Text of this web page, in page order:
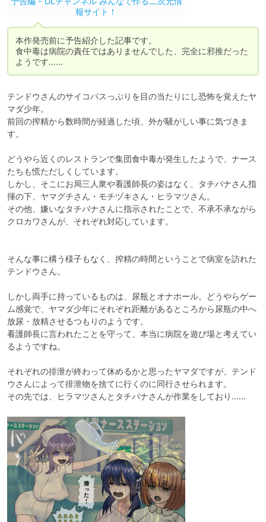
本作発売前に予告紹介した記事です。
食中毒は病院の責任ではありませんでした、完全に邪推だった
ようです……
テンドウさんのサイコパスっぷりを目の当たりにし恐怖を覚えたヤ
マダ少年。
前回の搾精から数時間が経過した頃、外が騒がしい事に気づきま
す。
どうやら近くのレストランで集団食中毒が発生したようで、ナース
たちも慌ただしくしています。
しかし、そこにお局三人衆や看護師長の姿はなく、タチバナさん指
揮の下、ヤマグチさん・モチヅキさん・ヒラマツさん。
その他、嫌いなタチバナさんに指示されたことで、不承不承ながら
クロカワさんが、それぞれ対応しています。
そんな事に構う様子もなく、搾精の時間ということで病室を訪れた
テンドウさん。
しかし両手に持っているものは、尿瓶とオナホール。どうやらゲー
ム感覚で、ヤマダ少年にそれぞれ距離があるところから尿瓶の中へ
放尿・放精させるつもりのようです。
看護師長に言われたことを守って、本当に病院を遊び場と考えてい
るようですね。
それぞれの排泄が終わって休めるかと思ったヤマダですが、テンド
ウさんによって排泄物を捨てに行くのに同行させられます。
その先では、ヒラマツさんとタチバナさんが作業をしており……